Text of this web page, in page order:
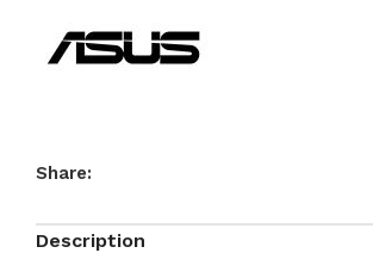
Share:
Description